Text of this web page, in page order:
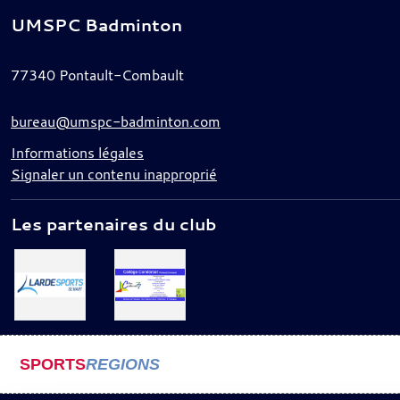
UMSPC Badminton
77340 Pontault-Combault
bureau@umspc-badminton.com
Informations légales
Signaler un contenu inapproprié
Les partenaires du club
SPORTSREGIONS